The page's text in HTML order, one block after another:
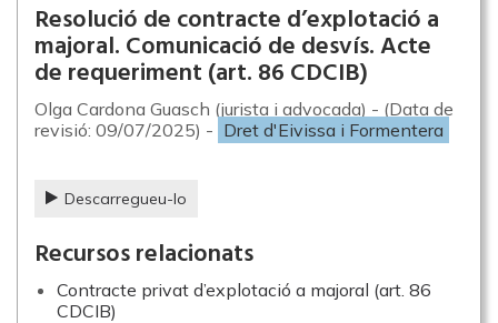
Resolució de contracte d’explotació a
majoral. Comunicació de desvís. Acte
de requeriment (art. 86 CDCIB)
Olga Cardona Guasch (jurista i advocada) - (Data de
revisió: 09/07/2025) - Dret d'Eivissa i Formentera
Descarregueu-lo
Recursos relacionats
Contracte privat d’explotació a majoral (art. 86
CDCIB)